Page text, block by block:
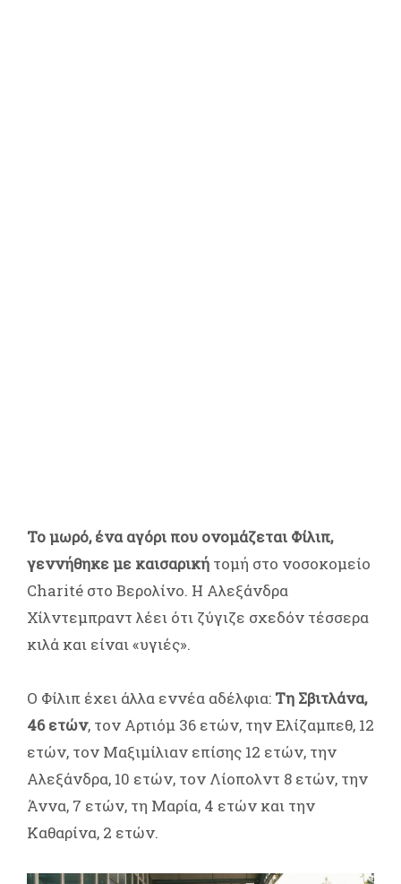
Το μωρό, ένα αγόρι που ονομάζεται Φίλιπ,
γεννήθηκε με καισαρική τομή στο νοσοκομείο
Charité στο Βερολίνο. Η Αλεξάνδρα
Χίλντεμπραντ λέει ότι ζύγιζε σχεδόν τέσσερα
κιλά και είναι «υγιές».
Ο Φίλιπ έχει άλλα εννέα αδέλφια: Τη Σβιτλάνα,
46 ετών, τον Αρτιόμ 36 ετών, την Ελίζαμπεθ, 12
ετών, τον Μαξιμίλιαν επίσης 12 ετών, την
Αλεξάνδρα, 10 ετών, τον Λίοπολντ 8 ετών, την
Άννα, 7 ετών, τη Μαρία, 4 ετών και την
Καθαρίνα, 2 ετών.